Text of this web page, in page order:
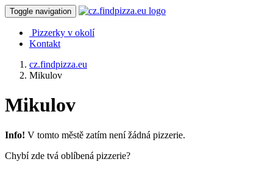
Toggle navigation
Pizzerky v okolí
Kontakt
cz.findpizza.eu
Mikulov
Mikulov
Info! V tomto městě zatím není žádná pizzerie.
Chybí zde tvá oblíbená pizzerie?